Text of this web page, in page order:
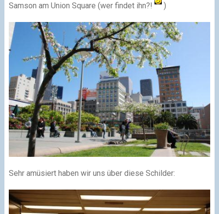
Samson am Union Square (wer findet ihn?! )
Sehr amüsiert haben wir uns über diese Schilder: